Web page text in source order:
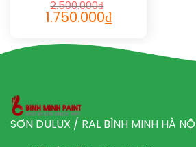
2.500.000₫
1.750.000₫
SƠN DULUX / RAL BÌNH MINH HÀ NỘI